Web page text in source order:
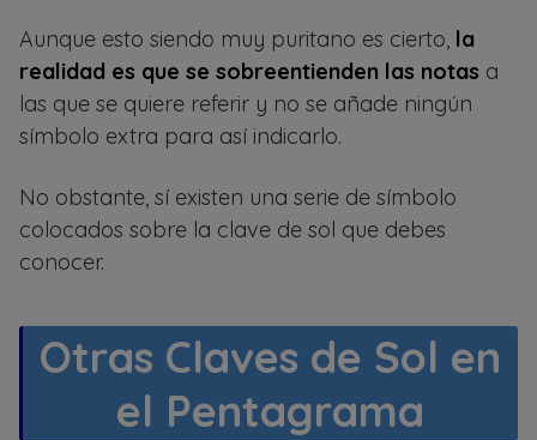
Aunque esto siendo muy puritano es cierto, la
realidad es que se sobreentienden las notas a
las que se quiere referir y no se añade ningún
símbolo extra para así indicarlo.
No obstante, sí existen una serie de símbolo
colocados sobre la clave de sol que debes
conocer.
Otras Claves de Sol en
el Pentagrama